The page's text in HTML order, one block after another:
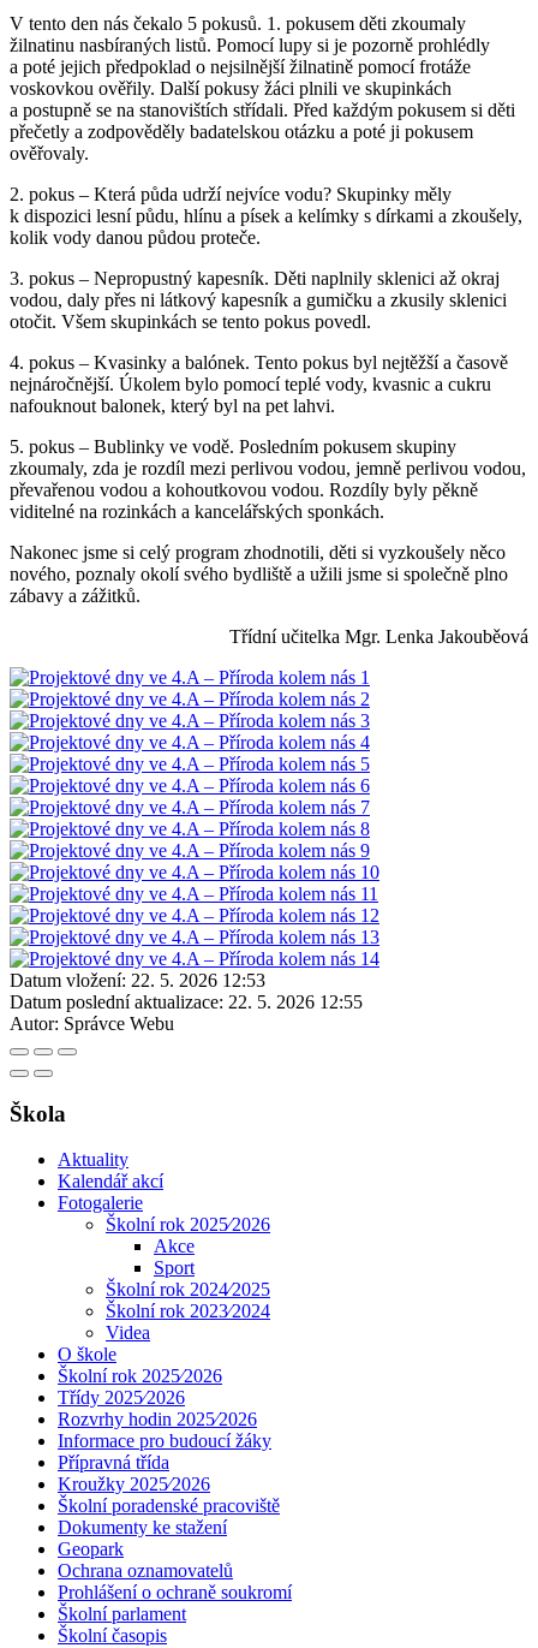
V tento den nás čekalo 5 pokusů. 1. pokusem děti zkoumaly
žilnatinu nasbíraných listů. Pomocí lupy si je pozorně prohlédly
a poté jejich předpoklad o nejsilnější žilnatině pomocí frotáže
voskovkou ověřily. Další pokusy žáci plnili ve skupinkách
a postupně se na stanovištích střídali. Před každým pokusem si děti
přečetly a zodpověděly badatelskou otázku a poté ji pokusem
ověřovaly.
2. pokus – Která půda udrží nejvíce vodu? Skupinky měly
k dispozici lesní půdu, hlínu a písek a kelímky s dírkami a zkoušely,
kolik vody danou půdou proteče.
3. pokus – Nepropustný kapesník. Děti naplnily sklenici až okraj
vodou, daly přes ni látkový kapesník a gumičku a zkusily sklenici
otočit. Všem skupinkách se tento pokus povedl.
4. pokus – Kvasinky a balónek. Tento pokus byl nejtěžší a časově
nejnáročnější. Úkolem bylo pomocí teplé vody, kvasnic a cukru
nafouknout balonek, který byl na pet lahvi.
5. pokus – Bublinky ve vodě. Posledním pokusem skupiny
zkoumaly, zda je rozdíl mezi perlivou vodou, jemně perlivou vodou,
převařenou vodou a kohoutkovou vodou. Rozdíly byly pěkně
viditelné na rozinkách a kancelářských sponkách.
Nakonec jsme si celý program zhodnotili, děti si vyzkoušely něco
nového, poznaly okolí svého bydliště a užili jsme si společně plno
zábavy a zážitků.
Třídní učitelka Mgr. Lenka Jakouběová
Datum vložení: 22. 5. 2026 12:53
Datum poslední aktualizace: 22. 5. 2026 12:55
Autor: Správce Webu
Škola
Aktuality
Kalendář akcí
Fotogalerie
Školní rok 2025⁄2026
Akce
Sport
Školní rok 2024⁄2025
Školní rok 2023⁄2024
Videa
O škole
Školní rok 2025⁄2026
Třídy 2025⁄2026
Rozvrhy hodin 2025⁄2026
Informace pro budoucí žáky
Přípravná třída
Kroužky 2025⁄2026
Školní poradenské pracoviště
Dokumenty ke stažení
Geopark
Ochrana oznamovatelů
Prohlášení o ochraně soukromí
Školní parlament
Školní časopis